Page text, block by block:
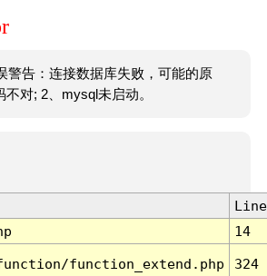
警告：连接数据库失败，可能的原
对; 2、mysql未启动。
Line
14
function_extend.php 324